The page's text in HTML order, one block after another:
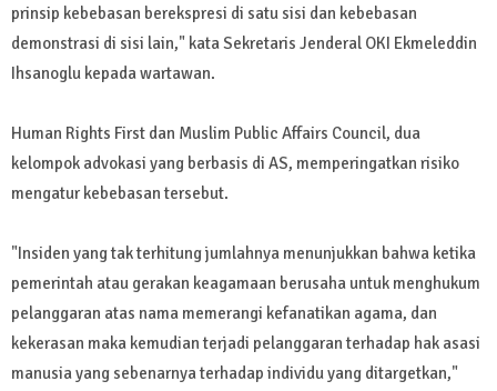
prinsip kebebasan berekspresi di satu sisi dan kebebasan
demonstrasi di sisi lain," kata Sekretaris Jenderal OKI Ekmeleddin
Ihsanoglu kepada wartawan.
Human Rights First dan Muslim Public Affairs Council, dua
kelompok advokasi yang berbasis di AS, memperingatkan risiko
mengatur kebebasan tersebut.
"Insiden yang tak terhitung jumlahnya menunjukkan bahwa ketika
pemerintah atau gerakan keagamaan berusaha untuk menghukum
pelanggaran atas nama memerangi kefanatikan agama, dan
kekerasan maka kemudian terjadi pelanggaran terhadap hak asasi
manusia yang sebenarnya terhadap individu yang ditargetkan,"